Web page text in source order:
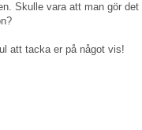
Skulle vara att man gör det
att tacka er på något vis!